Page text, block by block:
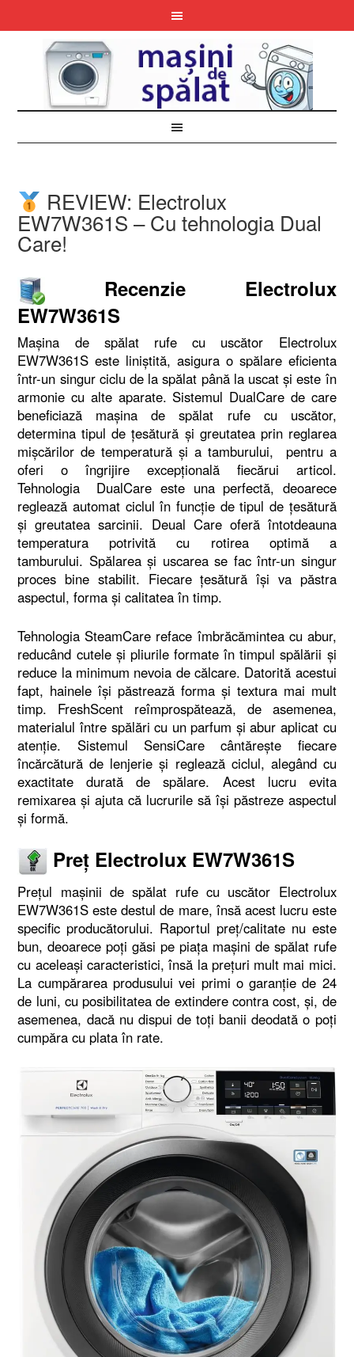
REVIEW: Electrolux
EW7W361S – Cu tehnologia Dual
Care!
Recenzie Electrolux
EW7W361S
Maşina de spălat rufe cu uscător Electrolux
EW7W361S este liniştită, asigura o spălare eficienta
într-un singur ciclu de la spălat până la uscat şi este în
armonie cu alte aparate. Sistemul DualCare de care
beneficiază maşina de spălat rufe cu uscător,
determina tipul de ţesătură şi greutatea prin reglarea
mişcărilor de temperatură şi a tamburului, pentru a
oferi o îngrijire excepţională fiecărui articol.
Tehnologia DualCare este una perfectă, deoarece
reglează automat ciclul în funcţie de tipul de ţesătură
şi greutatea sarcinii. Deual Care oferă întotdeauna
temperatura potrivită cu rotirea optimă a
tamburului. Spălarea şi uscarea se fac într-un singur
proces bine stabilit. Fiecare ţesătură îşi va păstra
aspectul, forma şi calitatea în timp.
Tehnologia SteamCare reface îmbrăcămintea cu abur,
reducând cutele şi pliurile formate în timpul spălării şi
reduce la minimum nevoia de călcare. Datorită acestui
fapt, hainele îşi păstrează forma şi textura mai mult
timp. FreshScent reîmprospătează, de asemenea,
materialul între spălări cu un parfum şi abur aplicat cu
atenţie. Sistemul SensiCare cântăreşte fiecare
încărcătură de lenjerie şi reglează ciclul, alegând cu
exactitate durată de spălare. Acest lucru evita
remixarea şi ajuta că lucrurile să îşi păstreze aspectul
şi formă.
Preț Electrolux EW7W361S
Preţul maşinii de spălat rufe cu uscător Electrolux
EW7W361S este destul de mare, însă acest lucru este
specific producătorului. Raportul preţ/calitate nu este
bun, deoarece poţi găsi pe piaţa maşini de spălat rufe
cu aceleaşi caracteristici, însă la preţuri mult mai mici.
La cumpărarea produsului vei primi o garanţie de 24
de luni, cu posibilitatea de extindere contra cost, şi, de
asemenea, dacă nu dispui de toţi banii deodată o poţi
cumpăra cu plata în rate.